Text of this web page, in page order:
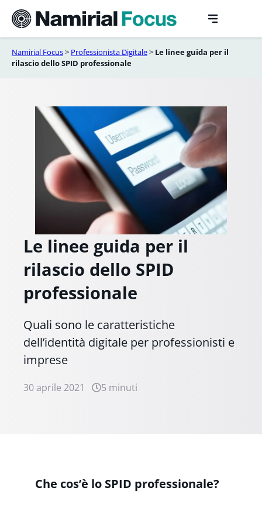
contenuto
Namirial Focus> Professionista Digitale> Le linee guida per il
rilascio dello SPID professionale
Le linee guida per il
rilascio dello SPID
professionale
Quali sono le caratteristiche
dell’identità digitale per professionisti e
imprese
30 aprile 2021 5 minuti
Che cos’è lo SPID professionale?